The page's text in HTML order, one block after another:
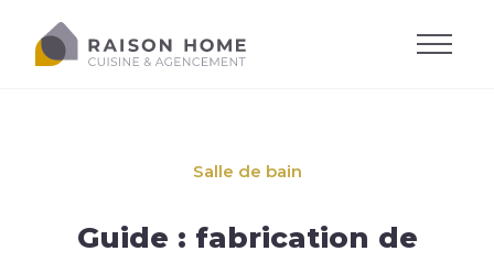
Salle de bain
Guide : fabrication de